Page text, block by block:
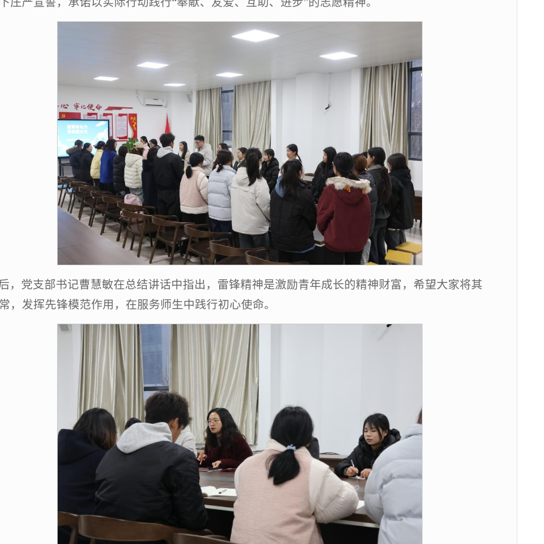
，党支部书记曹慧敏在总结讲话中指出，雷锋精神是激励青年成长的精神财富，希望大家将其
，发挥先锋模范作用，在服务师生中践行初心使命。